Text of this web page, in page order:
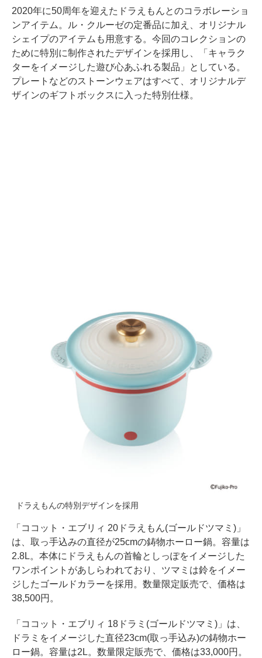
2020年に50周年を迎えたドラえもんとのコラボレーショ
ンアイテム。ル・クルーゼの定番品に加え、オリジナル
シェイプのアイテムも用意する。今回のコレクションの
ために特別に制作されたデザインを採用し、「キャラク
ターをイメージした遊び心あふれる製品」としている。
プレートなどのストーンウェアはすべて、オリジナルデ
ザインのギフトボックスに入った特別仕様。
ドラえもんの特別デザインを採用
「ココット・エブリィ 20ドラえもん(ゴールドツマミ)」
は、取っ手込みの直径が25cmの鋳物ホーロー鍋。容量は
2.8L。本体にドラえもんの首輪としっぽをイメージした
ワンポイントがあしらわれており、ツマミは鈴をイメー
ジしたゴールドカラーを採用。数量限定販売で、価格は
38,500円。
「ココット・エブリィ 18ドラミ(ゴールドツマミ)」は、
ドラミをイメージした直径23cm(取っ手込み)の鋳物ホー
ロー鍋。容量は2L。数量限定販売で、価格は33,000円。